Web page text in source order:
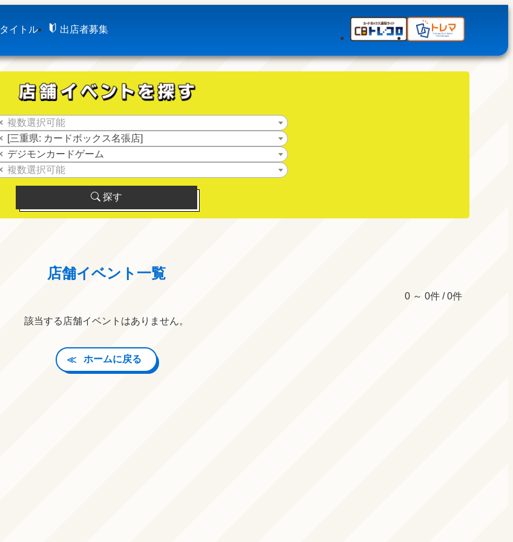
タイトル 出店者募集
複数選択可能
[三重県: カードボックス名張店]
デジモンカードゲーム
複数選択可能
探す
店舗イベント一覧
0 ～ 0件 / 0件
該当する店舗イベントはありません。
ホームに戻る